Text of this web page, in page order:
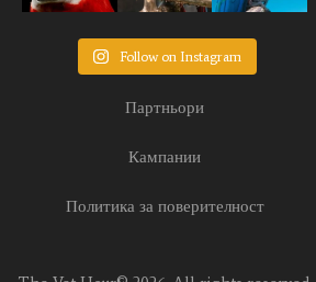
Follow on Instagram
Партньори
Кампании
Политика за поверителност